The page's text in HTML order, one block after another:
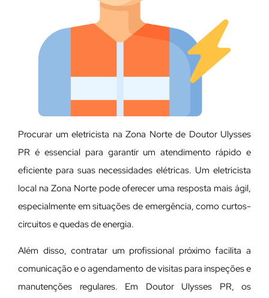
Procurar um eletricista na Zona Norte de Doutor Ulysses
PR é essencial para garantir um atendimento rápido e
eficiente para suas necessidades elétricas. Um eletricista
local na Zona Norte pode oferecer uma resposta mais ágil,
especialmente em situações de emergência, como curtos-
circuitos e quedas de energia.
Além disso, contratar um profissional próximo facilita a
comunicação e o agendamento de visitas para inspeções e
manutenções regulares. Em Doutor Ulysses PR, os